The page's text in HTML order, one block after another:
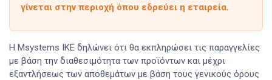
γίνεται στην περιοχή όπου εδρεύει η εταιρεία.
Η Msystems IKE δηλώνει ότι θα εκπληρώσει τις παραγγελίες
με βάση την διαθεσιμότητα των προϊόντων και μέχρι
εξαντλήσεως των αποθεμάτων με βάση τους γενικούς όρους